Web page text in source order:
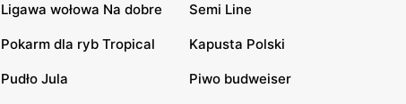
Ligawa wołowa Na dobre Semi Line
Pokarm dla ryb Tropical Kapusta Polski
Pudło Jula Piwo budweiser